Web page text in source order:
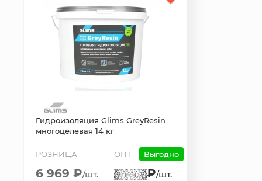
Гидроизоляция Glims GreyResin
многоцелевая 14 кг
РОЗНИЦА
6 969 ₽/шт.
ОПТ Выгодно
₽/шт.